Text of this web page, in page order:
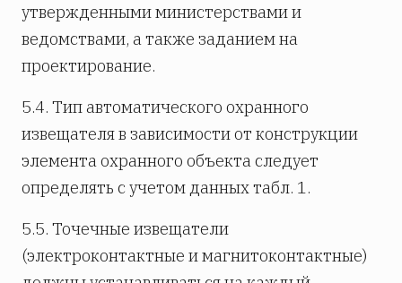
утвержденными министерствами и
ведомствами, а также заданием на
проектирование.
5.4. Тип автоматического охранного
извещателя в зависимости от конструкции
элемента охранного объекта следует
определять с учетом данных табл. 1.
5.5. Точечные извещатели
(электроконтактные и магнитоконтактные)